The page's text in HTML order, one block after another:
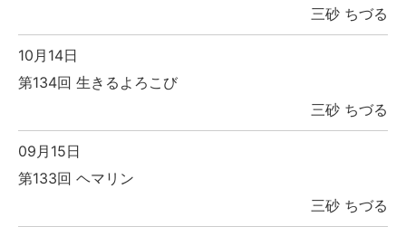
三砂 ちづる
10月14日
第134回 生きるよろこび
三砂 ちづる
09月15日
第133回 ヘマリン
三砂 ちづる